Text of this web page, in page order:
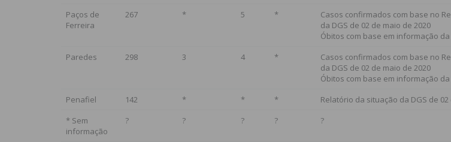
Paços de
Ferreira
267 * 5 *
Casos confirmados com base no
da DGS de 02 de maio de 2020
Óbitos com base em informação
Paredes
298 3 4 *
Casos confirmados com base no
da DGS de 02 de maio de 2020
Óbitos com base em informação
Penafiel
142 * * *
Relatório da situação da DGS de
* Sem
informação
? ? ? ? ?